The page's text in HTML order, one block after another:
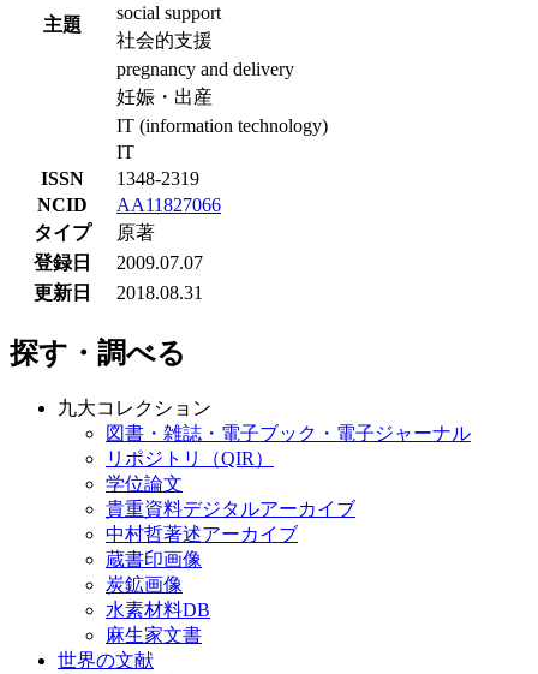
主題
social support
社会的支援
pregnancy and delivery
妊娠・出産
IT (information technology)
IT
ISSN
1348-2319
NCID
AA11827066
タイプ
原著
登録日
2009.07.07
更新日
2018.08.31
探す・調べる
九大コレクション
図書・雑誌・電子ブック・電子ジャーナル
リポジトリ（QIR）
学位論文
貴重資料デジタルアーカイブ
中村哲著述アーカイブ
蔵書印画像
炭鉱画像
水素材料DB
麻生家文書
世界の文献